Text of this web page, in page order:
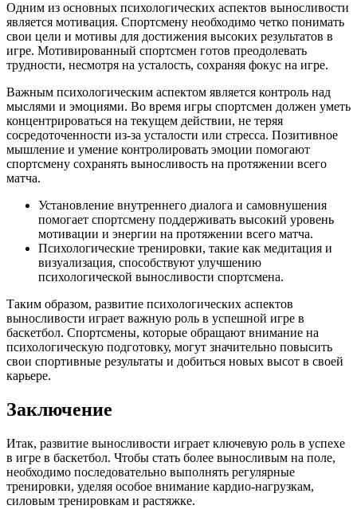
Одним из основных психологических аспектов выносливости
является мотивация. Спортсмену необходимо четко понимать
свои цели и мотивы для достижения высоких результатов в
игре. Мотивированный спортсмен готов преодолевать
трудности, несмотря на усталость, сохраняя фокус на игре.
Важным психологическим аспектом является контроль над
мыслями и эмоциями. Во время игры спортсмен должен уметь
концентрироваться на текущем действии, не теряя
сосредоточенности из-за усталости или стресса. Позитивное
мышление и умение контролировать эмоции помогают
спортсмену сохранять выносливость на протяжении всего
матча.
Установление внутреннего диалога и самовнушения
помогает спортсмену поддерживать высокий уровень
мотивации и энергии на протяжении всего матча.
Психологические тренировки, такие как медитация и
визуализация, способствуют улучшению
психологической выносливости спортсмена.
Таким образом, развитие психологических аспектов
выносливости играет важную роль в успешной игре в
баскетбол. Спортсмены, которые обращают внимание на
психологическую подготовку, могут значительно повысить
свои спортивные результаты и добиться новых высот в своей
карьере.
Заключение
Итак, развитие выносливости играет ключевую роль в успехе
в игре в баскетбол. Чтобы стать более выносливым на поле,
необходимо последовательно выполнять регулярные
тренировки, уделяя особое внимание кардио-нагрузкам,
силовым тренировкам и растяжке.